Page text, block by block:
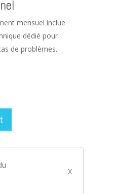
mensuel inclue
dédié pour
de problèmes.
X